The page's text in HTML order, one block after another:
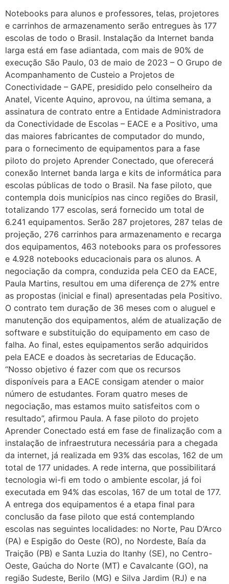
Notebooks para alunos e professores, telas, projetores
e carrinhos de armazenamento serão entregues às 177
escolas de todo o Brasil. Instalação da Internet banda
larga está em fase adiantada, com mais de 90% de
execução São Paulo, 03 de maio de 2023 – O Grupo de
Acompanhamento de Custeio a Projetos de
Conectividade – GAPE, presidido pelo conselheiro da
Anatel, Vicente Aquino, aprovou, na última semana, a
assinatura de contrato entre a Entidade Administradora
da Conectividade de Escolas – EACE e a Positivo, uma
das maiores fabricantes de computador do mundo,
para o fornecimento de equipamentos para a fase
piloto do projeto Aprender Conectado, que oferecerá
conexão Internet banda larga e kits de informática para
escolas públicas de todo o Brasil. Na fase piloto, que
contempla dois municípios nas cinco regiões do Brasil,
totalizando 177 escolas, será fornecido um total de
6.241 equipamentos. Serão 287 projetores, 287 telas de
projeção, 276 carrinhos para armazenamento e recarga
dos equipamentos, 463 notebooks para os professores
e 4.928 notebooks educacionais para os alunos. A
negociação da compra, conduzida pela CEO da EACE,
Paula Martins, resultou em uma diferença de 27% entre
as propostas (inicial e final) apresentadas pela Positivo.
O contrato tem duração de 36 meses com o aluguel e
manutenção dos equipamentos, além de atualização de
software e substituição do equipamento em caso de
falha. Ao final, estes equipamentos serão adquiridos
pela EACE e doados às secretarias de Educação.
“Nosso objetivo é fazer com que os recursos
disponíveis para a EACE consigam atender o maior
número de estudantes. Foram quatro meses de
negociação, mas estamos muito satisfeitos com o
resultado”, afirmou Paula. A fase piloto do projeto
Aprender Conectado está em fase de finalização com a
instalação de infraestrutura necessária para a chegada
da internet, já realizada em 93% das escolas, 162 de um
total de 177 unidades. A rede interna, que possibilitará
tecnologia wi-fi em todo o ambiente escolar, já foi
executada em 94% das escolas, 167 de um total de 177.
A entrega dos equipamentos é a etapa final para
conclusão da fase piloto que está contemplando
escolas nas seguintes localidades: no Norte, Pau D’Arco
(PA) e Espigão do Oeste (RO), no Nordeste, Baía da
Traição (PB) e Santa Luzia do Itanhy (SE), no Centro-
Oeste, Gaúcha do Norte (MT) e Cavalcante (GO), na
região Sudeste, Berilo (MG) e Silva Jardim (RJ) e na